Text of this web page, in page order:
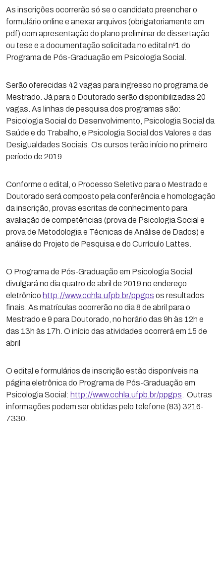
As inscrições ocorrerão só se o candidato preencher o
formulário online e anexar arquivos (obrigatoriamente em
pdf) com apresentação do plano preliminar de dissertação
ou tese e a documentação solicitada no edital nº1 do
Programa de Pós-Graduação em Psicologia Social.
Serão oferecidas 42 vagas para ingresso no programa de
Mestrado. Já para o Doutorado serão disponibilizadas 20
vagas. As linhas de pesquisa dos programas são:
Psicologia Social do Desenvolvimento, Psicologia Social da
Saúde e do Trabalho, e Psicologia Social dos Valores e das
Desigualdades Sociais. Os cursos terão início no primeiro
período de 2019.
Conforme o edital, o Processo Seletivo para o Mestrado e
Doutorado será composto pela conferência e homologação
da inscrição, provas escritas de conhecimento para
avaliação de competências (prova de Psicologia Social e
prova de Metodologia e Técnicas de Análise de Dados) e
análise do Projeto de Pesquisa e do Currículo Lattes.
O Programa de Pós-Graduação em Psicologia Social
divulgará no dia quatro de abril de 2019 no endereço
eletrônico http://www.cchla.ufpb.br/ppgps os resultados
finais. As matrículas ocorrerão no dia 8 de abril para o
Mestrado e 9 para Doutorado, no horário das 9h às 12h e
das 13h às 17h. O início das atividades ocorrerá em 15 de
abril
O edital e formulários de inscrição estão disponíveis na
página eletrônica do Programa de Pós-Graduação em
Psicologia Social: http://www.cchla.ufpb.br/ppgps . Outras
informações podem ser obtidas pelo telefone (83) 3216-
7330.